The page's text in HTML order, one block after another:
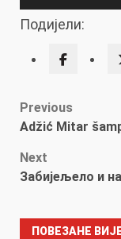
записа
Подијели:
Post
Previous
Adžić Mitar
Next
Забијељело и
ПОВЕЗАНЕ